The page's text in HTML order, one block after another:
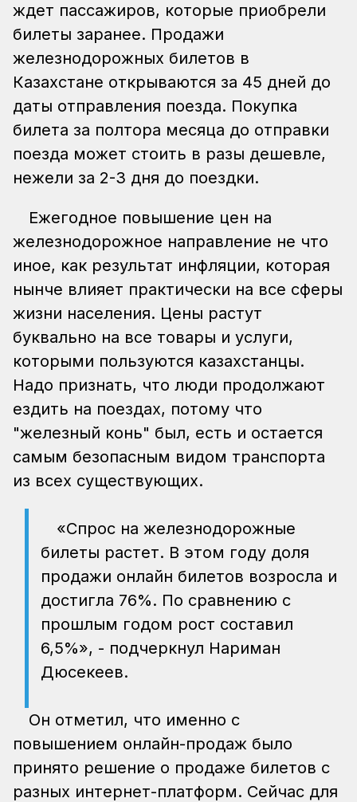
ждет пассажиров, которые приобрели
билеты заранее. Продажи
железнодорожных билетов в
Казахстане открываются за 45 дней до
даты отправления поезда. Покупка
билета за полтора месяца до отправки
поезда может стоить в разы дешевле,
нежели за 2-3 дня до поездки.
Ежегодное повышение цен на
железнодорожное направление не что
иное, как результат инфляции, которая
нынче влияет практически на все сферы
жизни населения. Цены растут
буквально на все товары и услуги,
которыми пользуются казахстанцы.
Надо признать, что люди продолжают
ездить на поездах, потому что
"железный конь" был, есть и остается
самым безопасным видом транспорта
из всех существующих.
«Спрос на железнодорожные
билеты растет. В этом году доля
продажи онлайн билетов возросла и
достигла 76%. По сравнению с
прошлым годом рост составил
6,5%», - подчеркнул Нариман
Дюсекеев.
Он отметил, что именно с
повышением онлайн-продаж было
принято решение о продаже билетов с
разных интернет-платформ. Сейчас для